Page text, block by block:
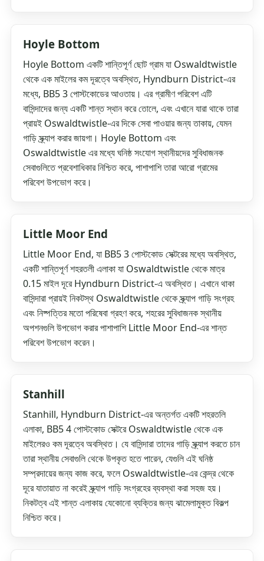
Hoyle Bottom
Hoyle Bottom একটি শান্তিপূর্ণ ছোট গ্রাম যা Oswaldtwistle
থেকে এক মাইলের কম দূরত্বে অবস্থিত, Hyndburn District-এর
মধ্যে, BB5 3 পোস্টকোডের আওতায়। এর গ্রামীণ পরিবেশ এটি
বাসিন্দাদের জন্য একটি শান্ত স্থান করে তোলে, এবং এখানে যারা থাকে তারা
প্রায়ই Oswaldtwistle-এর দিকে সেবা পাওয়ার জন্য তাকায়, যেমন
গাড়ি স্ক্র্যাপ করার জায়গা। Hoyle Bottom এবং
Oswaldtwistle এর মধ্যে ঘনিষ্ঠ সংযোগ স্থানীয়দের সুবিধাজনক
সেবাগুলিতে প্রবেশাধিকার নিশ্চিত করে, পাশাপাশি তারা আরো গ্রামের
পরিবেশ উপভোগ করে।
Little Moor End
Little Moor End, যা BB5 3 পোস্টকোড সেক্টরের মধ্যে অবস্থিত,
একটি শান্তিপূর্ণ শহরতলী এলাকা যা Oswaldtwistle থেকে মাত্র
0.15 মাইল দূরে Hyndburn District-এ অবস্থিত। এখানে থাকা
বাসিন্দারা প্রায়ই নিকটস্থ Oswaldtwistle থেকে স্ক্র্যাপ গাড়ি সংগ্রহ
এবং নিষ্পত্তির মতো পরিষেবা গ্রহণ করে, শহরের সুবিধাজনক স্থানীয়
অপশনগুলি উপভোগ করার পাশাপাশি Little Moor End-এর শান্ত
পরিবেশ উপভোগ করেন।
Stanhill
Stanhill, Hyndburn District-এর অন্তর্গত একটি শহরতলি
এলাকা, BB5 4 পোস্টকোড সেক্টরে Oswaldtwistle থেকে এক
মাইলেরও কম দূরত্বে অবস্থিত। যে বাসিন্দারা তাদের গাড়ি স্ক্র্যাপ করতে চান
তারা স্থানীয় সেবাগুলি থেকে উপকৃত হতে পারেন, যেগুলি এই ঘনিষ্ঠ
সম্প্রদায়ের জন্য কাজ করে, ফলে Oswaldtwistle-এর কেন্দ্র থেকে
দূরে যাতায়াত না করেই স্ক্র্যাপ গাড়ি সংগ্রহের ব্যবস্থা করা সহজ হয়।
নিকটত্ব এই শান্ত এলাকায় যেকোনো ব্যক্তির জন্য ঝামেলামুক্ত বিকল্প
নিশ্চিত করে।